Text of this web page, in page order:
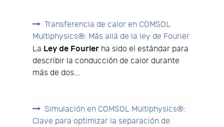
Transferencia de calor en COMSOL
Multiphysics®: Más allá de la ley de Fourier
La Ley de Fourier ha sido el estándar para
describir la conducción de calor durante
más de dos...
Simulación en COMSOL Multiphysics®:
Clave para optimizar la separación de